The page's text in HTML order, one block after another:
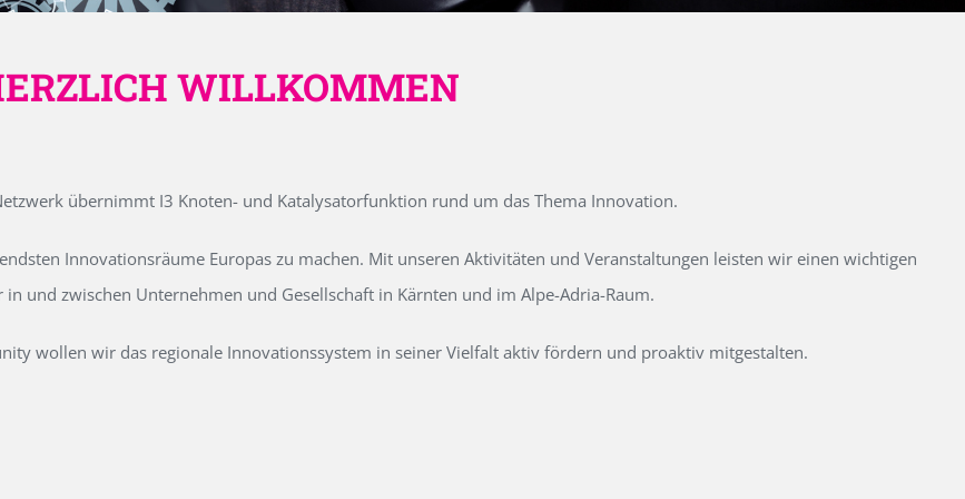
WILLKOMMEN
übernimmt I3 Knoten- und Katalysatorfunktion rund um das Thema Innovation.
Innovationsräume Europas zu machen. Mit unseren Aktivitäten und Veranstaltungen leisten wir einen wichtigen
und zwischen Unternehmen und Gesellschaft in Kärnten und im Alpe-Adria-Raum.
wollen wir das regionale Innovationssystem in seiner Vielfalt aktiv fördern und proaktiv mitgestalten.